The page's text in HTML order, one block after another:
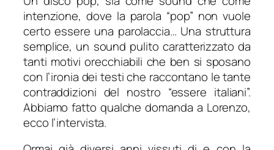
intenzione, dove la parola “pop” non vuole
certo essere una parolaccia… Una struttura
semplice, un sound pulito caratterizzato da
tanti motivi orecchiabili che ben si sposano
con l’ironia dei testi che raccontano le tante
contraddizioni del nostro “essere italiani”.
Abbiamo fatto qualche domanda a Lorenzo,
ecco l’intervista.